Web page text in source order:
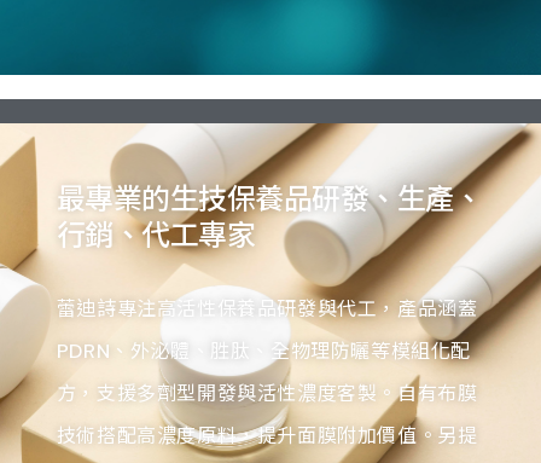
最專業的生技保養品研發、生產、
行銷、代工專家
蕾迪詩專注高活性保養品研發與代工，產品涵蓋
PDRN、外泌體、胜肽、全物理防曬等模組化配
方，支援多劑型開發與活性濃度客製。自有布膜
技術搭配高濃度原料，提升面膜附加價值。另提